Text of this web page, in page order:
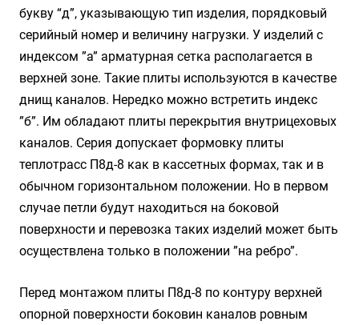
букву “д”, указывающую тип изделия, порядковый
серийный номер и величину нагрузки. У изделий с
индексом ”а” арматурная сетка располагается в
верхней зоне. Такие плиты используются в качестве
днищ каналов. Нередко можно встретить индекс
”б”. Им обладают плиты перекрытия внутрицеховых
каналов. Серия допускает формовку плиты
теплотрасс П8д-8 как в кассетных формах, так и в
обычном горизонтальном положении. Но в первом
случае петли будут находиться на боковой
поверхности и перевозка таких изделий может быть
осуществлена только в положении ”на ребро”.
Перед монтажом плиты П8д-8 по контуру верхней
опорной поверхности боковин каналов ровным